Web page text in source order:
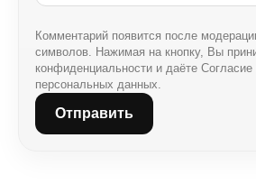
Комментарий появится после
символов. Нажимая на кнопку, Вы
конфиденциальности и даёте Согласие
персональных данных.
Отправить